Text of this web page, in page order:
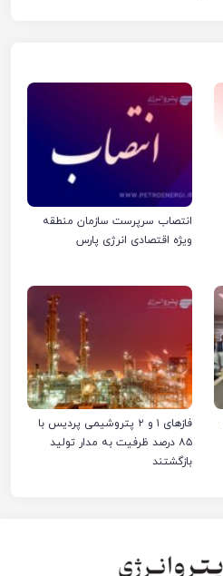
انتصاب سرپرست سازمان منطقه
ویژه اقتصادی انرژی پارس
فازهای ۱ و ۲ پتروشیمی پردیس با
۸۵ درصد ظرفیت به مدار تولید
بازگشتند